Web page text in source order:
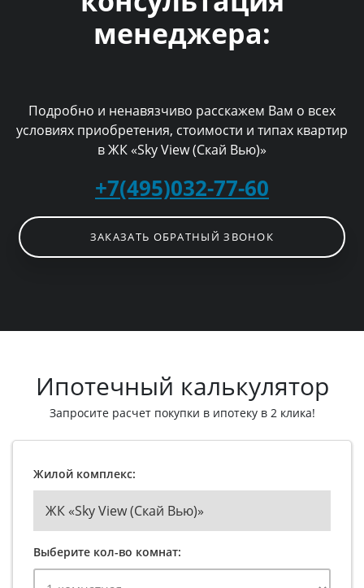
менеджера:
Подробно и ненавязчиво расскажем Вам о всех
условиях приобретения, стоимости и типах квартир
в ЖК «Sky View (Скай Вью)»
+7(495)032-77-60
ЗАКАЗАТЬ ОБРАТНЫЙ ЗВОНОК
Ипотечный калькулятор
Запросите расчет покупки в ипотеку в 2 клика!
Жилой комплекс:
ЖК «Sky View (Скай Вью)»
Выберите кол-во комнат: